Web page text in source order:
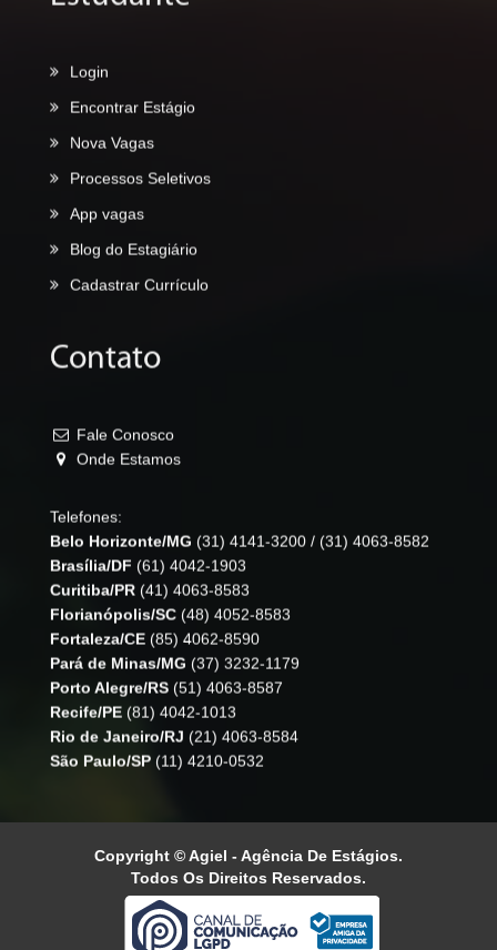
Encontrar Estágio
Nova Vagas
Processos Seletivos
App vagas
Blog do Estagiário
Cadastrar Currículo
Brasília/DF
Curitiba/PR (41) 4063-8583
Florianópolis/SC (48) 4052-8583
Fortaleza/CE (85) 4062-8590
Pará de Minas/MG (37) 3232-1179
Porto Alegre/RS (51) 4063-8587
Recife/PE (81) 4042-1013
Rio de Janeiro/RJ (21) 4063-8584
São Paulo/SP (11) 4210-0532
Copyright © Agiel - Agência De Estágios.
Todos Os Direitos Reservados.